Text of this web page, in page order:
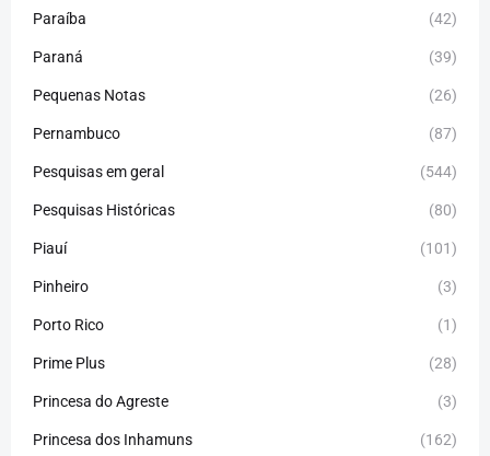
Paraíba (42)
Paraná (39)
Pequenas Notas (26)
Pernambuco (87)
Pesquisas em geral (544)
Pesquisas Históricas (80)
Piauí (101)
Pinheiro (3)
Porto Rico (1)
Prime Plus (28)
Princesa do Agreste (3)
Princesa dos Inhamuns (162)